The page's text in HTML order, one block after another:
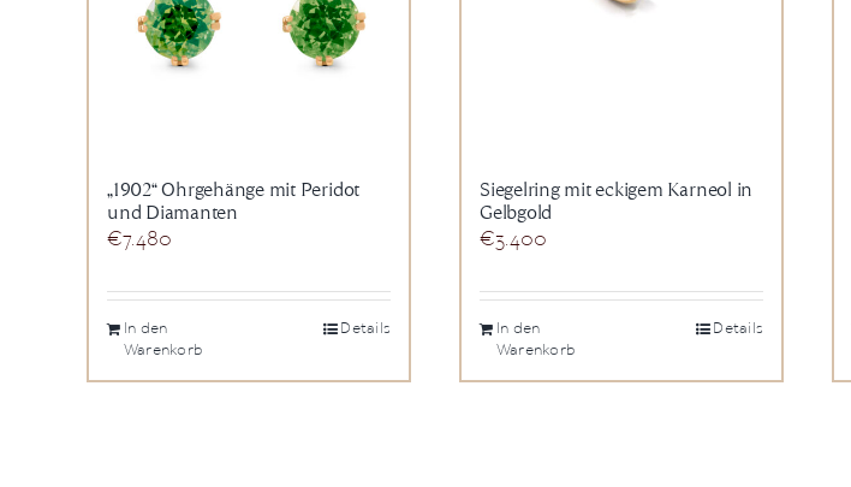
„1902“ Ohrgehänge mit Peridot
und Diamanten
€7.480
In den
Warenkorb
Details
Siegelring mit eckigem Karneol in
Gelbgold
€3.400
In den
Warenkorb
Details